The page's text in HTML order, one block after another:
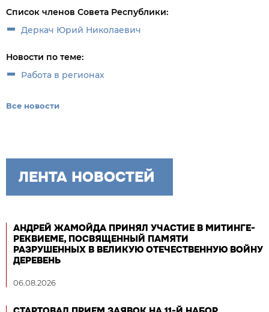
Список членов Совета Республики:
Деркач Юрий Николаевич
Новости по теме:
Работа в регионах
Все новости
ЛЕНТА НОВОСТЕЙ
АНДРЕЙ ЖАМОЙДА ПРИНЯЛ УЧАСТИЕ В МИТИНГЕ-
РЕКВИЕМЕ, ПОСВЯЩЕННЫЙ ПАМЯТИ
РАЗРУШЕННЫХ В ВЕЛИКУЮ ОТЕЧЕСТВЕННУЮ ВОЙНУ
ДЕРЕВЕНЬ
06.08.2026